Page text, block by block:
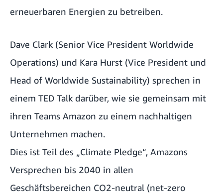
erneuerbaren Energien zu betreiben.
Dave Clark (Senior Vice President Worldwide
Operations) und Kara Hurst (Vice President und
Head of Worldwide Sustainability) sprechen in
einem TED Talk darüber, wie sie gemeinsam mit
ihren Teams Amazon zu einem nachhaltigen
Unternehmen machen.
Dies ist Teil des „Climate Pledge“, Amazons
Versprechen bis 2040 in allen
Geschäftsbereichen CO2-neutral (net-zero